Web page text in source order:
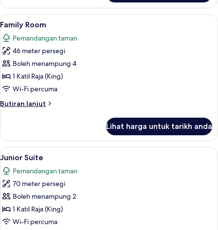
Room
Lihat
semua
foto
untuk
Family
Room
Family Room | Bar mini, peti besi
4
Family Room
Pemandangan taman
46 meter persegi
Boleh menampung 4
1 Katil Raja (King)
Wi-Fi percuma
Butiran lanjut
Butiran
Room
Lihat harga untuk tarikh anda
Lihat
semua
foto
untuk
Junior
Suite
Junior Suite | Bar mini, peti besi
4
Junior Suite
Pemandangan taman
70 meter persegi
Boleh menampung 2
1 Katil Raja (King)
Wi-Fi percuma